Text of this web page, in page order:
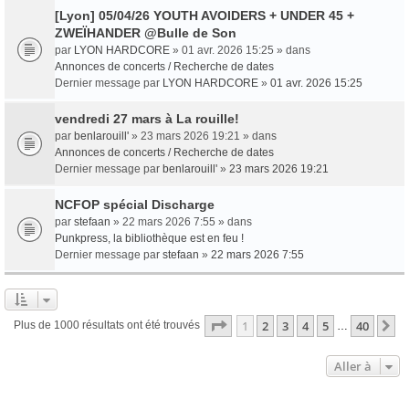
[Lyon] 05/04/26 YOUTH AVOIDERS + UNDER 45 +
ZWEÏHANDER @Bulle de Son
par LYON HARDCORE » 01 avr. 2026 15:25 » dans
Annonces de concerts / Recherche de dates
Dernier message par LYON HARDCORE » 01 avr. 2026 15:25
vendredi 27 mars à La rouille!
par benlarouill' » 23 mars 2026 19:21 » dans
Annonces de concerts / Recherche de dates
Dernier message par benlarouill' » 23 mars 2026 19:21
NCFOP spécial Discharge
par stefaan » 22 mars 2026 7:55 » dans
Punkpress, la bibliothèque est en feu !
Dernier message par stefaan » 22 mars 2026 7:55
Plus de 1000 résultats ont été trouvés Page 1sur40
1 2 3 4 5 … 40
Aller à